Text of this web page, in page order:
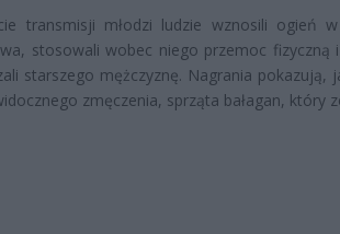
transmisji młodzi ludzie wznosili ogień
stosowali wobec niego przemoc fizyczną
starszego mężczyznę. Nagrania pokazują,
zmęczenia, sprząta bałagan, który